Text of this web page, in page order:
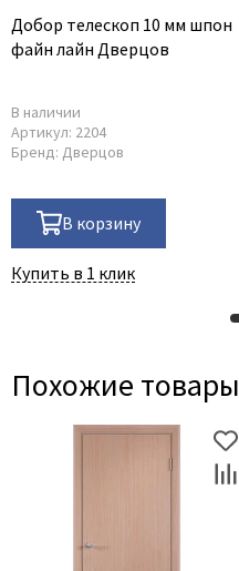
Добор телескоп 10 мм шпон
файн лайн Дверцов
В наличии
Артикул: 2204
Бренд: Дверцов
В корзину
Купить в 1 клик
Похожие товары